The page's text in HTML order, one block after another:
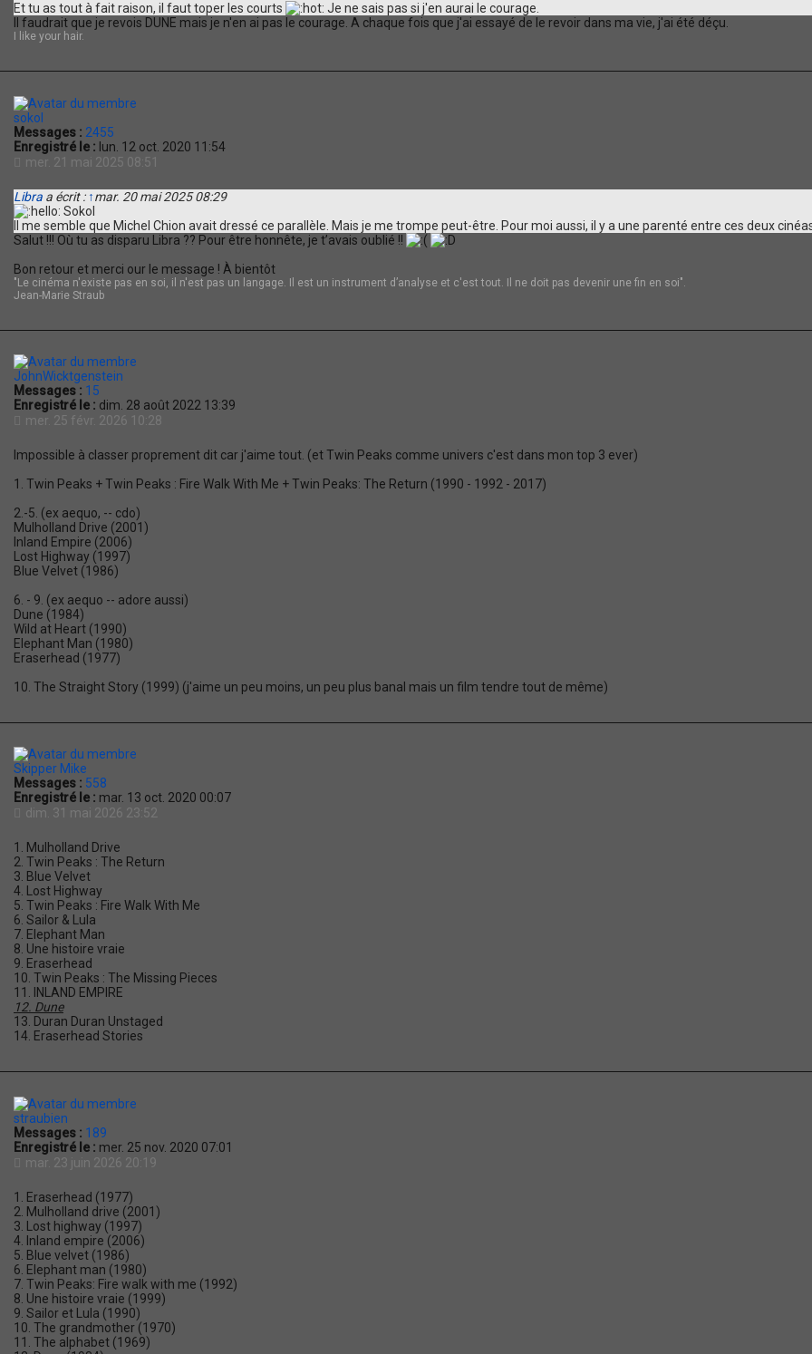
Et tu as tout à fait raison, il faut toper les courts
Je ne sais pas si j'en aurai le courage.
Il faudrait que je revois DUNE mais je n'en ai pas le courage. A chaque fois que j'ai essayé de le revoir dans ma vie, j'ai été déçu.
I like your hair.
sokol
Messages : 2455
Enregistré le : lun. 12 oct. 2020 11:54
mer. 21 mai 2025 08:51
Libra a écrit : ↑mar. 20 mai 2025 08:29
Sokol
Il me semble que Michel Chion avait dressé ce parallèle. Mais je me trompe peut-être. Pour moi aussi, il y a une parenté entre ces deux
Salut !!! Où tu as disparu Libra ?? Pour être honnête, je t’avais oublié !!
Bon retour et merci our le message ! À bientôt
"Le cinéma n'existe pas en soi, il n'est pas un langage. Il est un instrument d’analyse et c'est tout. Il ne doit pas devenir une fin en soi".
Jean-Marie Straub
JohnWicktgenstein
Messages : 15
Enregistré le : dim. 28 août 2022 13:39
mer. 25 févr. 2026 10:28
Impossible à classer proprement dit car j'aime tout. (et Twin Peaks comme univers c'est dans mon top 3 ever)
1. Twin Peaks + Twin Peaks : Fire Walk With Me + Twin Peaks: The Return (1990 - 1992 - 2017)
2.-5. (ex aequo, -- cdo)
Mulholland Drive (2001)
Inland Empire (2006)
Lost Highway (1997)
Blue Velvet (1986)
6. - 9. (ex aequo -- adore aussi)
Dune (1984)
Wild at Heart (1990)
Elephant Man (1980)
Eraserhead (1977)
10. The Straight Story (1999) (j'aime un peu moins, un peu plus banal mais un film tendre tout de même)
Skipper Mike
Messages : 558
Enregistré le : mar. 13 oct. 2020 00:07
dim. 31 mai 2026 23:52
1. Mulholland Drive
2. Twin Peaks : The Return
3. Blue Velvet
4. Lost Highway
5. Twin Peaks : Fire Walk With Me
6. Sailor & Lula
7. Elephant Man
8. Une histoire vraie
9. Eraserhead
10. Twin Peaks : The Missing Pieces
11. INLAND EMPIRE
12. Dune
13. Duran Duran Unstaged
14. Eraserhead Stories
straubien
Messages : 189
Enregistré le : mer. 25 nov. 2020 07:01
mar. 23 juin 2026 20:19
1. Eraserhead (1977)
2. Mulholland drive (2001)
3. Lost highway (1997)
4. Inland empire (2006)
5. Blue velvet (1986)
6. Elephant man (1980)
7. Twin Peaks: Fire walk with me (1992)
8. Une histoire vraie (1999)
9. Sailor et Lula (1990)
10. The grandmother (1970)
11. The alphabet (1969)